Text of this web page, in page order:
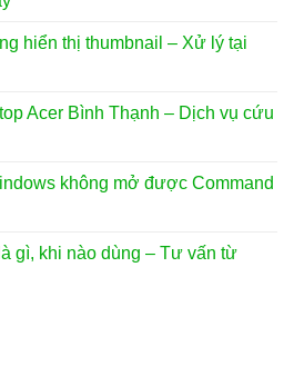
hiển thị thumbnail – Xử lý tại
Acer Bình Thạnh – Dịch vụ cứu
không mở được Command
gì, khi nào dùng – Tư vấn từ